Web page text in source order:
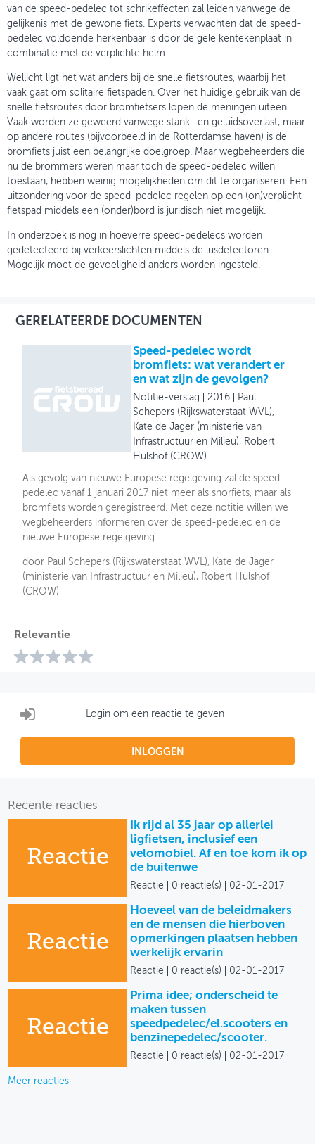
van de speed-pedelec tot schrikeffecten zal leiden vanwege de
gelijkenis met de gewone fiets. Experts verwachten dat de speed-
pedelec voldoende herkenbaar is door de gele kentekenplaat in
combinatie met de verplichte helm.
Wellicht ligt het wat anders bij de snelle fietsroutes, waarbij het
vaak gaat om solitaire fietspaden. Over het huidige gebruik van de
snelle fietsroutes door bromfietsers lopen de meningen uiteen.
Vaak worden ze geweerd vanwege stank- en geluidsoverlast, maar
op andere routes (bijvoorbeeld in de Rotterdamse haven) is de
bromfiets juist een belangrijke doelgroep. Maar wegbeheerders die
nu de brommers weren maar toch de speed-pedelec willen
toestaan, hebben weinig mogelijkheden om dit te organiseren. Een
uitzondering voor de speed-pedelec regelen op een (on)verplicht
fietspad middels een (onder)bord is juridisch niet mogelijk.
In onderzoek is nog in hoeverre speed-pedelecs worden
gedetecteerd bij verkeerslichten middels de lusdetectoren.
Mogelijk moet de gevoeligheid anders worden ingesteld.
GERELATEERDE DOCUMENTEN
Speed-pedelec wordt
bromfiets: wat verandert er
en wat zijn de gevolgen?
Notitie-verslag 2016
Paul
Schepers (Rijkswaterstaat WVL),
Kate de Jager (ministerie van
Infrastructuur en Milieu), Robert
Hulshof (CROW)
Als gevolg van nieuwe Europese regelgeving zal de speed-
pedelec vanaf 1 januari 2017 niet meer als snorfiets, maar als
bromfiets worden geregistreerd. Met deze notitie willen we
wegbeheerders informeren over de speed-pedelec en de
nieuwe Europese regelgeving.
door Paul Schepers (Rijkswaterstaat WVL), Kate de Jager
(ministerie van Infrastructuur en Milieu), Robert Hulshof
(CROW)
Relevantie
Login om een reactie te geven
INLOGGEN
Recente reacties
Reactie
Ik rijd al 35 jaar op allerlei
ligfietsen, inclusief een
velomobiel. Af en toe kom ik op
de buitenwe
Reactie 0 reactie(s) 02-01-2017
Reactie
Hoeveel van de beleidmakers
en de mensen die hierboven
opmerkingen plaatsen hebben
werkelijk ervarin
Reactie 0 reactie(s) 02-01-2017
Reactie
Prima idee; onderscheid te
maken tussen
speedpedelec/el.scooters en
benzinepedelec/scooter.
Reactie 0 reactie(s) 02-01-2017
Meer reacties